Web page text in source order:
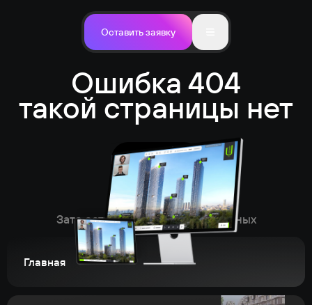
Оставить заявку
Ошибка 404
такой страницы нет
Зато есть много других интересных
Главная